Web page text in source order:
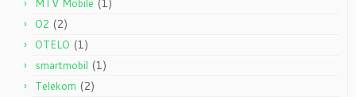
MTV Mobile (1)
O2 (2)
OTELO (1)
smartmobil (1)
Telekom (2)